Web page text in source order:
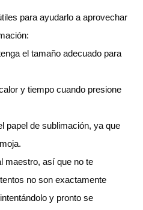
para ayudarlo a aprovechar
el tamaño adecuado para
y tiempo cuando presione
papel de sublimación, ya que
maestro, así que no te
no son exactamente
y pronto se